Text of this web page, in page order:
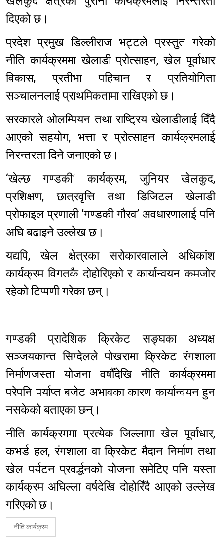
दिएको छ।
प्रदेश प्रमुख डिल्लीराज भट्टले प्रस्तुत गरेको
नीति कार्यक्रममा खेलाडी प्रोत्साहन, खेल पूर्वाधार
विकास, प्रतीभा पहिचान र प्रतियोगिता
सञ्चालनलाई प्राथमिकतामा राखिएको छ।
सरकारले ओलम्पियन तथा राष्ट्रिय खेलाडीलाई दिँदै
आएको सहयोग, भत्ता र प्रोत्साहन कार्यक्रमलाई
निरन्तरता दिने जनाएको छ।
‘खेल्छ गण्डकी’ कार्यक्रम, जुनियर खेलकुद,
प्रशिक्षण, छात्रवृत्ति तथा डिजिटल खेलाडी
प्रोफाइल प्रणाली ‘गण्डकी गौरव’ अवधारणालाई पनि
अघि बढाइने उल्लेख छ।
यद्यपि, खेल क्षेत्रका सरोकारवालाले अधिकांश
कार्यक्रम विगतकै दोहोरिएको र कार्यान्वयन कमजोर
रहेको टिप्पणी गरेका छन्।
गण्डकी प्रादेशिक क्रिकेट सङ्घका अध्यक्ष
सञ्जयकान्त सिग्देलले पोखरामा क्रिकेट रंगशाला
निर्माणजस्ता योजना वर्षौँदेखि नीति कार्यक्रममा
परेपनि पर्याप्त बजेट अभावका कारण कार्यान्वयन हुन
नसकेको बताएका छन्।
नीति कार्यक्रममा प्रत्येक जिल्लामा खेल पूर्वाधार,
कभर्ड हल, रंगशाला वा क्रिकेट मैदान निर्माण तथा
खेल पर्यटन प्रवर्द्धनको योजना समेटिए पनि यस्ता
कार्यक्रम अघिल्ला वर्षदेखि दोहोरिँदै आएको उल्लेख
गरिएको छ।
नीति कार्यक्रम